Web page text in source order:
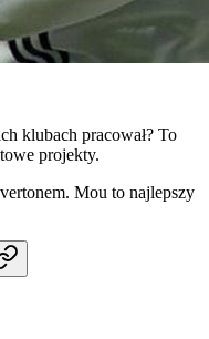
klubach pracował? To
projekty.
Mou to najlepszy